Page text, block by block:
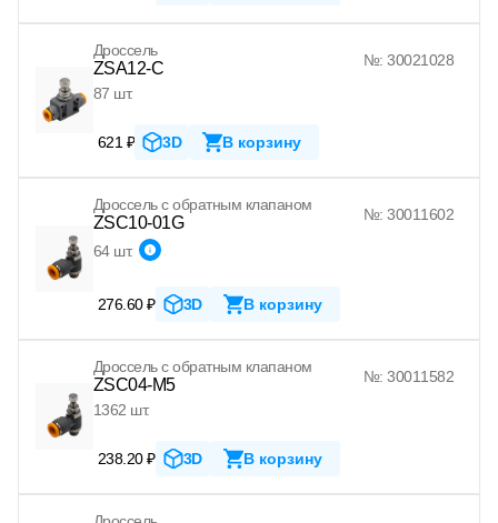
Дроссель
ZSA12-C
№: 30021028
87 шт.
621 ₽ 3D В корзину
Дроссель с обратным клапаном
ZSC10-01G №: 30011602
64 шт.
276.60 ₽ 3D В корзину
Дроссель с обратным клапаном
ZSC04-M5
№: 30011582
1362 шт.
238.20 ₽ 3D В корзину